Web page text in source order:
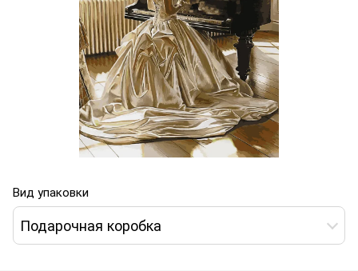
Вид упаковки
Подарочная коробка